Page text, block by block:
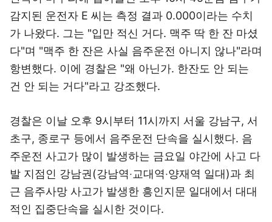
감지된 운전자 E 씨는 측정 결과 0.000이라는 수치
가 나왔다. 그는 "입만 적신 거다. 맥주 딱 한 잔 마셨
다"며 "맥주 한 잔은 사실 음주운전 아니지 않나"라며
항변했다. 이에 경찰은 "왜 아닌가. 한잔도 안 되는
건 안 되는 거다"라고 강조했다.
경찰은 이날 오후 9시부터 11시까지 서울 강남구, 서
초구, 종로구 등에서 음주운전 단속을 실시했다. 음
주운전 사고가 많이 발생하는 금요일 야간에 사고 다
발 지점인 강남권(강남역‧교대역‧양재역 일대)과 최
근 음주사망 사고가 발생한 흥인지문 일대에서 대대
적인 집중단속을 실시한 것이다.